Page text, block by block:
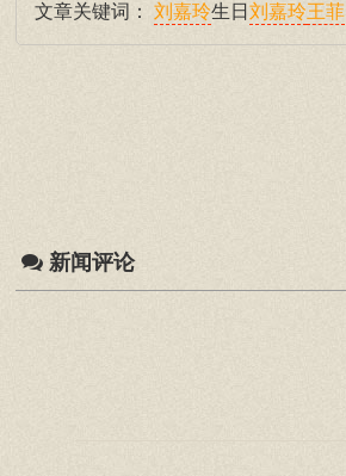
文章关键词： 刘嘉玲生日 刘嘉玲王菲
新闻评论